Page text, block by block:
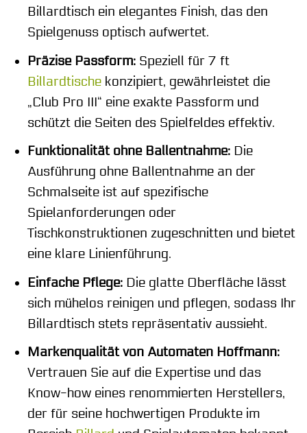
Billardtisch ein elegantes Finish, das den
Spielgenuss optisch aufwertet.
Präzise Passform:Speziell für 7 ft
Billardtischekonzipiert, gewährleistet die
„Club Pro III“ eine exakte Passform und
schützt die Seiten des Spielfeldes effektiv.
Funktionalität ohne Ballentnahme:Die
Ausführung ohne Ballentnahme an der
Schmalseite ist auf spezifische
Spielanforderungen oder
Tischkonstruktionen zugeschnitten und bietet
eine klare Linienführung.
Einfache Pflege:Die glatte Oberfläche lässt
sich mühelos reinigen und pflegen, sodass Ihr
Billardtisch stets repräsentativ aussieht.
Markenqualität von Automaten Hoffmann:
Vertrauen Sie auf die Expertise und das
Know-how eines renommierten Herstellers,
der für seine hochwertigen Produkte im